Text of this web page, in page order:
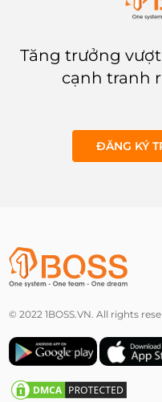
Tăng trưởng
cạnh tranh
ĐĂNG KÝ
© 2022 1BOSS.VN. All rights